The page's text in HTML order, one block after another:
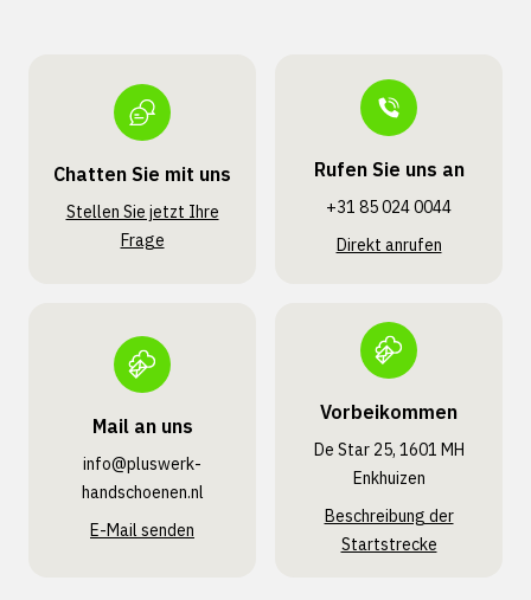
Chatten Sie mit uns
Stellen Sie jetzt Ihre
Frage
Rufen Sie uns an
+31 85 024 0044
Direkt anrufen
Mail an uns
info@pluswerk­
handschoenen.nl
E-Mail senden
Vorbeikommen
De Star 25, 1601 MH
Enkhuizen
Beschreibung der
Startstrecke